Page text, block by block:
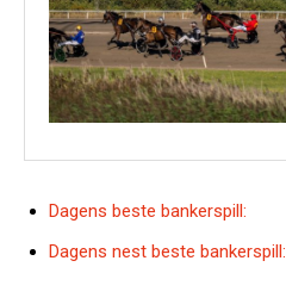
Dagens beste bankerspill:
Dagens nest beste bankerspill: